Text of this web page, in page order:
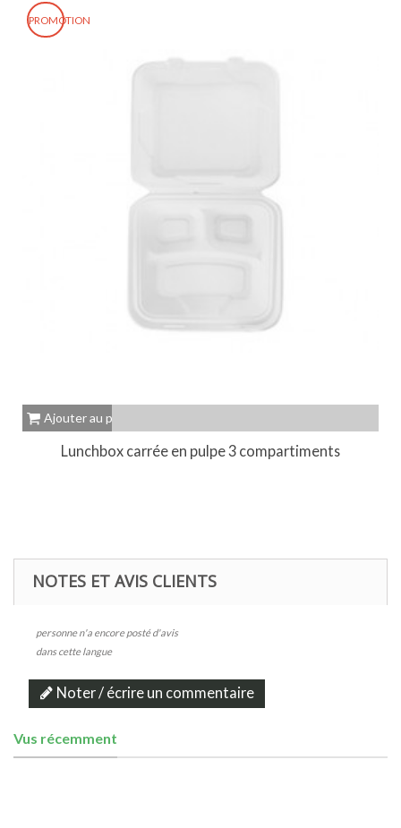
PROMOTION
Ajouter au panier
Lunchbox carrée en pulpe 3 compartiments
NOTES ET AVIS CLIENTS
personne n'a encore posté d'avis
dans cette langue
Noter / écrire un commentaire
Vus récemment